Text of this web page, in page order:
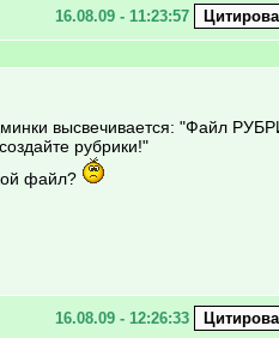
16.08.09 - 11:23:57
высвечивается: "Файл
рубрики!"
файл?
16.08.09 - 12:26:33